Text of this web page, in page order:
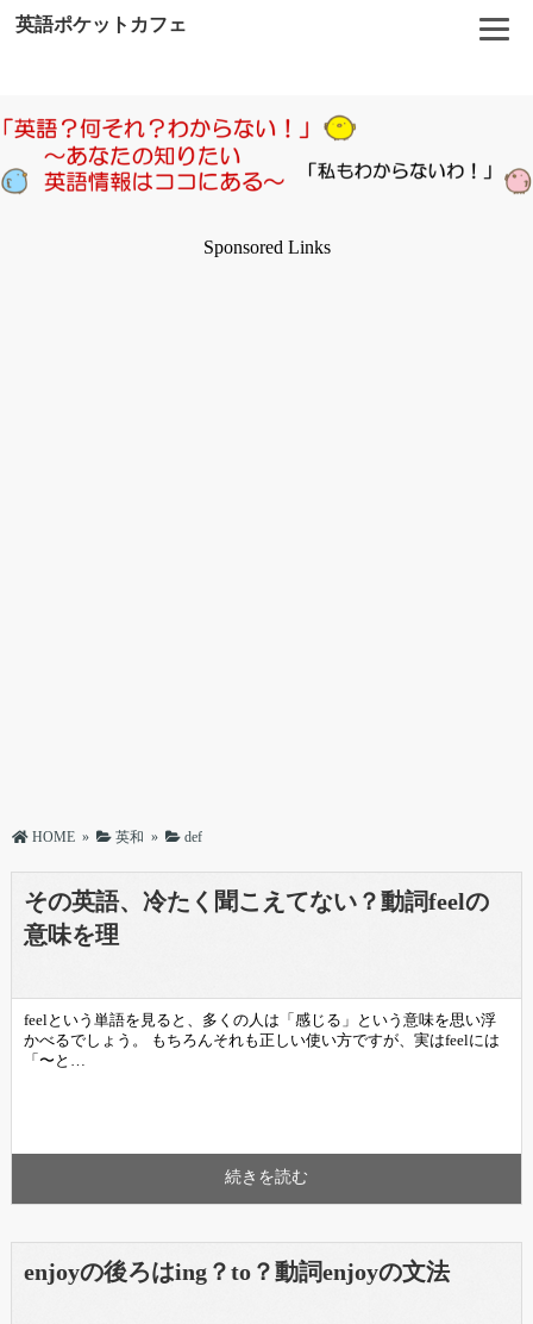
英語ポケットカフェ
Sponsored Links
HOME » 英和 » def
その英語、冷たく聞こえてない？動詞feelの
意味を理
feelという単語を見ると、多くの人は「感じる」という意味を思い浮
かべるでしょう。 もちろんそれも正しい使い方ですが、実はfeelには
「〜と…
続きを読む
enjoyの後ろはing？to？動詞enjoyの文法